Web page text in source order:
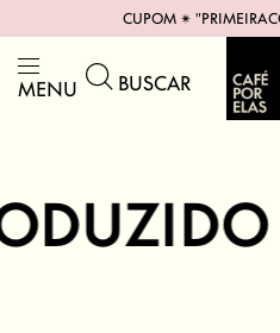
CUPOM ✴︎
MENU BUSCAR